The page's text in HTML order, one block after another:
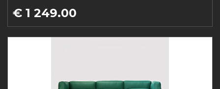
€ 1 249.00